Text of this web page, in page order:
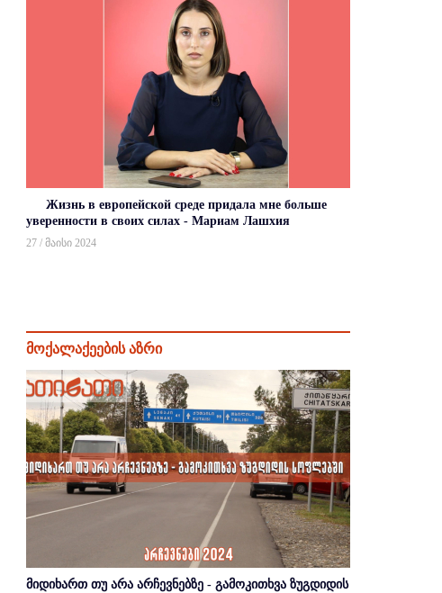
Жизнь в европейской среде придала мне больше
уверенности в своих силах - Мариам Лашхия
27 / მაისი 2024
მოქალაქეების აზრი
მიდიხართ თუ არა არჩევნებზე - გამოკითხვა ზუგდიდის